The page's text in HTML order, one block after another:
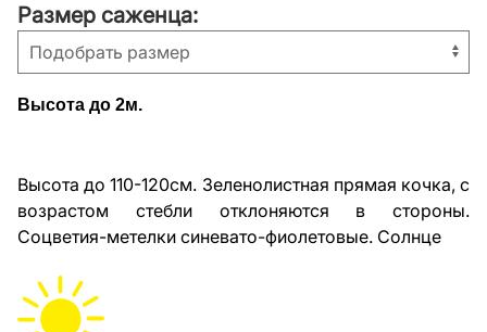
Размер саженца:
Высота до 2м.
Высота до 110-120см. Зеленолистная прямая кочка, с
возрастом стебли отклоняются в стороны.
Соцветия-метелки синевато-фиолетовые. Солнце